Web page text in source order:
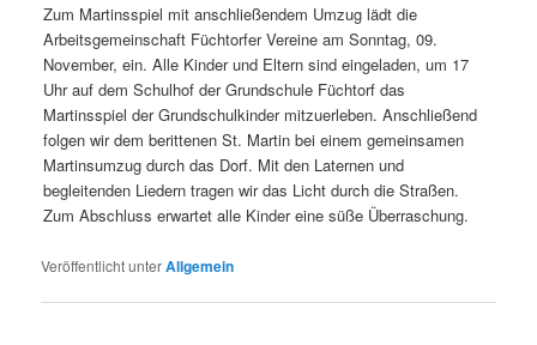
Zum Martinsspiel mit anschließendem Umzug lädt die
Arbeitsgemeinschaft Füchtorfer Vereine am Sonntag, 09.
November, ein. Alle Kinder und Eltern sind eingeladen, um 17
Uhr auf dem Schulhof der Grundschule Füchtorf das
Martinsspiel der Grundschulkinder mitzuerleben. Anschließend
folgen wir dem berittenen St. Martin bei einem gemeinsamen
Martinsumzug durch das Dorf. Mit den Laternen und
begleitenden Liedern tragen wir das Licht durch die Straßen.
Zum Abschluss erwartet alle Kinder eine süße Überraschung.
Veröffentlicht unterAllgemein